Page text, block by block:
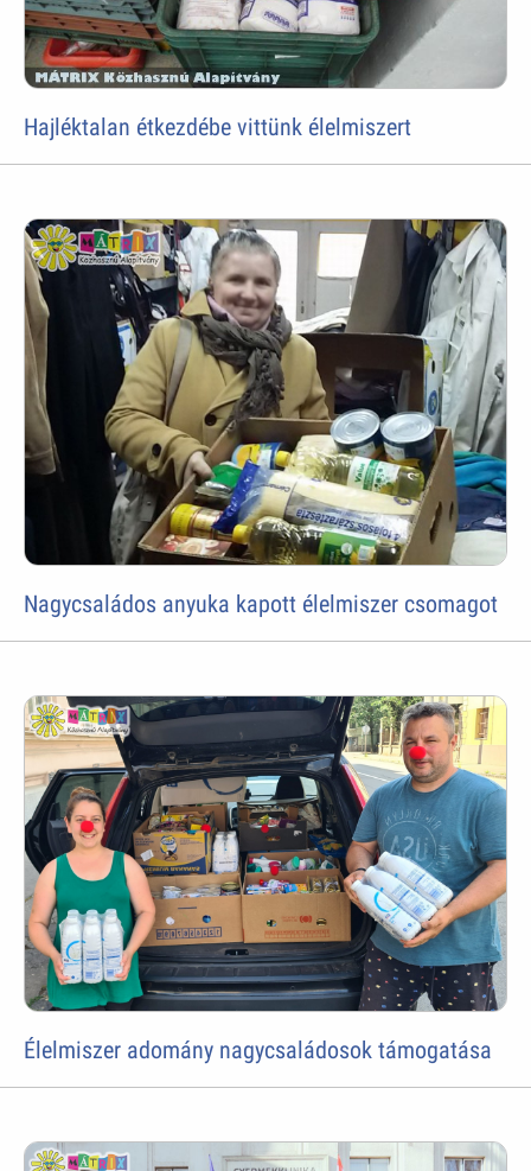
Hajléktalan étkezdébe vittünk élelmiszert
Nagycsaládos anyuka kapott élelmiszer csomagot
Élelmiszer adomány nagycsaládosok támogatása